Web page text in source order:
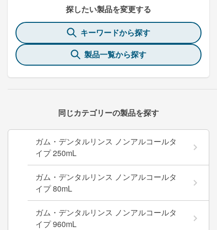
探したい製品を変更する
キーワードから探す
製品一覧から探す
同じカテゴリーの製品を探す
ガム・デンタルリンス ノンアルコールタ
イプ 250mL
ガム・デンタルリンス ノンアルコールタ
イプ 80mL
ガム・デンタルリンス ノンアルコールタ
イプ 960mL